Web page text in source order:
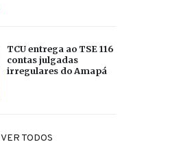
TCU entrega ao TSE 116
contas julgadas
irregulares do Amapá
VER TODOS